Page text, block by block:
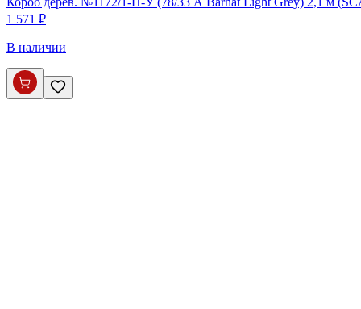
1 571 ₽
В наличии